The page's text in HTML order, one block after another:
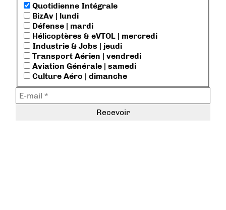
Quotidienne Intégrale
BizAv | lundi
Défense | mardi
Hélicoptères & eVTOL | mercredi
Industrie & Jobs | jeudi
Transport Aérien | vendredi
Aviation Générale | samedi
Culture Aéro | dimanche